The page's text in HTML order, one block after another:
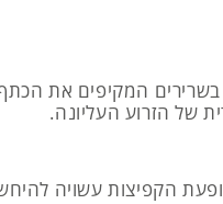
בשרירים המקיפים את
של הזרוע העליונה.
הקפיצות עשויה